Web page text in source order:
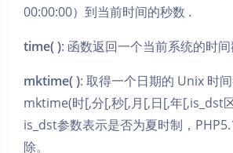
00:00:00）到当前时间的秒数 .
time( ): 函数返回一个当前系统的时
mktime( ): 取得一个日期的 Unix 时
mktime(时[,分[,秒[,月[,日[,年[,is_dst
is_dst参数表示是否为夏时制，
除。